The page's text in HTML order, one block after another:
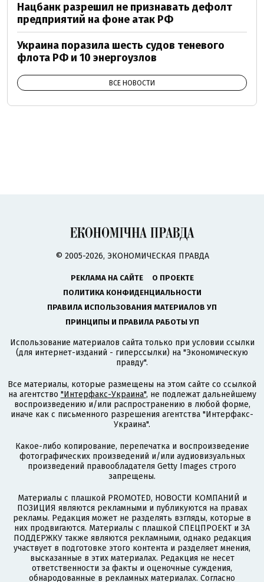
Нацбанк разрешил не признавать дефолт
предприятий на фоне атак РФ
Украина поразила шесть судов теневого
флота РФ и 10 энергоузлов
ВСЕ НОВОСТИ
© 2005-2026, ЭКОНОМИЧЕСКАЯ ПРАВДА
РЕКЛАМА НА САЙТЕ
О ПРОЕКТЕ
ПОЛИТИКА КОНФИДЕНЦИАЛЬНОСТИ
ПРАВИЛА ИСПОЛЬЗОВАНИЯ МАТЕРИАЛОВ УП
ПРИНЦИПЫ И ПРАВИЛА РАБОТЫ УП
Использование материалов сайта только при условии ссылки
(для интернет-изданий - гиперссылки) на "Экономическую
правду".
Все материалы, которые размещены на этом сайте со ссылкой
на агентство "Интерфакс-Украина", не подлежат дальнейшему
воспроизведению и/или распространению в любой форме,
иначе как с письменного разрешения агентства "Интерфакс-
Украина".
Какое-либо копирование, перепечатка и воспроизведение
фотографических произведений и/или аудиовизуальных
произведений правообладателя Getty Images строго
запрещены.
Материалы с плашкой PROMOTED, НОВОСТИ КОМПАНИЙ и
ПОЗИЦИЯ являются рекламными и публикуются на правах
рекламы. Редакция может не разделять взгляды, которые в
них продвигаются. Материалы с плашкой СПЕЦПРОЕКТ и ЗА
ПОДДЕРЖКУ также являются рекламными, однако редакция
участвует в подготовке этого контента и разделяет мнения,
высказанные в этих материалах. Редакция не несет
ответственности за факты и оценочные суждения,
обнародованные в рекламных материалах. Согласно